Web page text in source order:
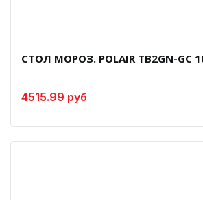
СТОЛ МОРОЗ. POLAIR TB2GN-GC
4515.99 руб